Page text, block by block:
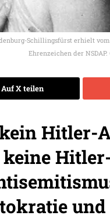
Schillingsfürst erhielt
Ehrenzeichen der NSDAP.
Auf X teilen
Hitler-
keine
und